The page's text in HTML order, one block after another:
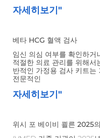
자세히보기"
베타 HCG 혈액 검사
임신 의심 여부를 확인하거
적절한 의료 관리를 위해서
반적인 가정용 검사 키트는
전문적인
자세히보기"
위시 포 베이비 쾰른 2025